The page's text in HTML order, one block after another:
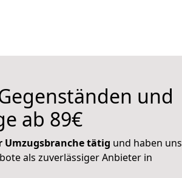
und
ab 89€
Umzugsbranche tätig und haben uns
als zuverlässiger Anbieter in